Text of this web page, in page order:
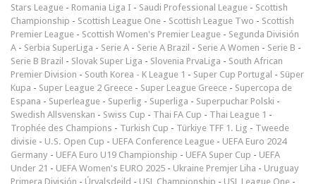
Stars League - Romania Liga I - Saudi Professional League - Scottish
Championship - Scottish League One - Scottish League Two - Scottish
Premier League - Scottish Women's Premier League - Segunda División
A - Serbia SuperLiga - Serie A - Serie A Brazil - Serie A Women - Serie B -
Serie B Brazil - Slovak Super Liga - Slovenia PrvaLiga - South African
Premier Division - South Korea - K League 1 - Super Cup Portugal - Süper
Kupa - Super League 2 Greece - Super League Greece - Supercopa de
Espana - Superleague - Superlig - Superliga - Superpuchar Polski -
Swedish Allsvenskan - Swiss Cup - Thai FA Cup - Thai League 1 -
Trophée des Champions - Turkish Cup - Türkiye TFF 1. Lig - Tweede
divisie - U.S. Open Cup - UEFA Conference League - UEFA Euro 2024
Germany - UEFA Euro U19 Championship - UEFA Super Cup - UEFA
Under 21 - UEFA Women's EURO 2025 - Ukraine Premjer Liha - Uruguay
Primera División - Úrvalsdeild - USL Championship - USL League One -